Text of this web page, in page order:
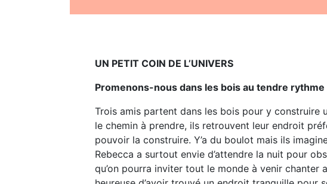
UN PETIT COIN DE L’UNIVERS
Promenons-nous dans les bois au tendre rythme
Trois amis partent dans les bois pour y construire
le chemin à prendre, ils retrouvent leur endroit
pouvoir la construire. Y’a du boulot mais ils
Rebecca a surtout envie d’attendre la nuit pour
qu’on pourra inviter tout le monde à venir chanter